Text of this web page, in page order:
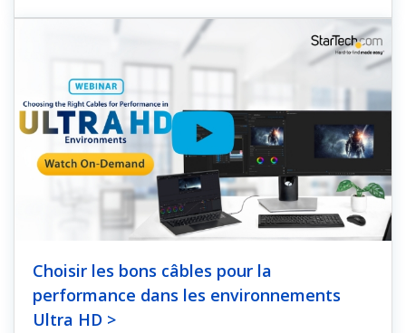
Choisir les bons câbles pour la
performance dans les environnements
Ultra HD >